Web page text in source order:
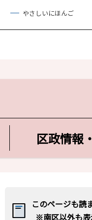
やさしいにほんご
区政情報
このページも読
※南区以外も